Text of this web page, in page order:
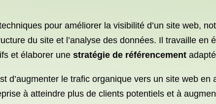
pour améliorer la visibilité d’un site web,
du site et l’analyse des données. Il travaille
et élaborer une stratégie de référencement
d’augmenter le trafic organique vers un site web
à atteindre plus de clients potentiels et à